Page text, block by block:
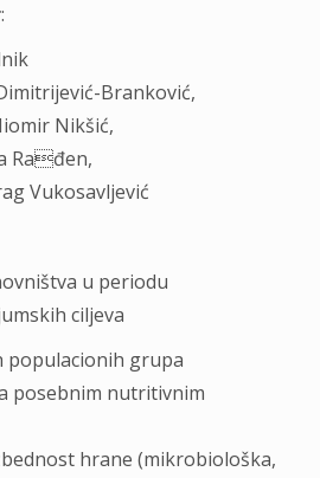
:
Branković,
Nikšić,
Rađen,
Vukosavljević
u periodu
ciljeva
populacionih grupa
posebnim nutritivnim
hrane (mikrobiološka,